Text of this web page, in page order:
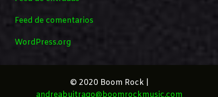
Feed de comentarios
WordPress.org
© 2020 Boom Rock |